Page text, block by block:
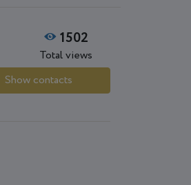
1502
Total views
Show contacts